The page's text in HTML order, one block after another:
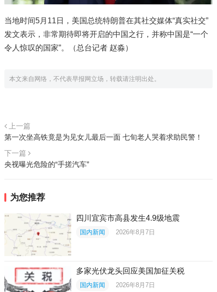
当地时间5月11日，美国总统特朗普在其社交媒体“真实社交”
发文表示，非常期待即将开启的中国之行，并称中国是“一个
令人惊叹的国家”。（总台记者 赵淼）
本文来自网络，不代表早报网立场，转载请注明出处。
上一篇
第一次坐高铁竟是为见女儿最后一面 七旬老人哭着求助民警！
下一篇
央视曝光危险的“手搓汽车”
为您推荐
四川宜宾市高县发生4.9级地震
国内新闻 2026年8月7日
多家光伏龙头回应美国加征关税
国内新闻 2026年8月7日